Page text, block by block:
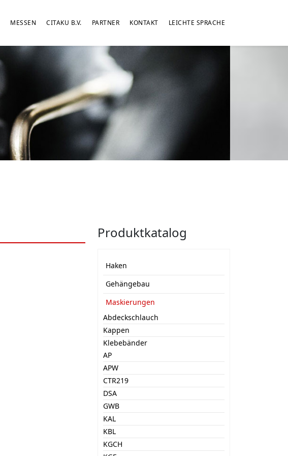
MESSEN CITAKU B.V. PARTNER KONTAKT LEICHTE SPRACHE
Produktkatalog
Haken
Gehängebau
Maskierungen
Abdeckschlauch
Kappen
Klebebänder
AP
APW
CTR219
DSA
GWB
KAL
KBL
KGCH